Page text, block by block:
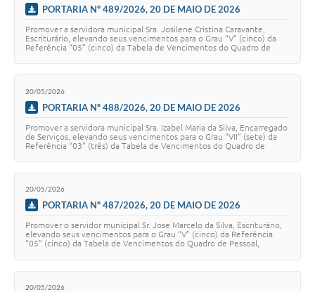
PORTARIA Nº 489/2026, 20 DE MAIO DE 2026
Promover a servidora municipal Sra. Josilene Cristina Caravante,
Escriturário, elevando seus vencimentos para o Grau “V” (cinco) da
Referência “05” (cinco) da Tabela de Vencimentos do Quadro de
20/05/2026
PORTARIA Nº 488/2026, 20 DE MAIO DE 2026
Promover a servidora municipal Sra. Izabel Maria da Silva, Encarregado
de Serviços, elevando seus vencimentos para o Grau “VII” (sete) da
Referência “03” (três) da Tabela de Vencimentos do Quadro de
20/05/2026
PORTARIA Nº 487/2026, 20 DE MAIO DE 2026
Promover o servidor municipal Sr. Jose Marcelo da Silva, Escriturário,
elevando seus vencimentos para o Grau “V” (cinco) da Referência
“05” (cinco) da Tabela de Vencimentos do Quadro de Pessoal,
20/05/2026